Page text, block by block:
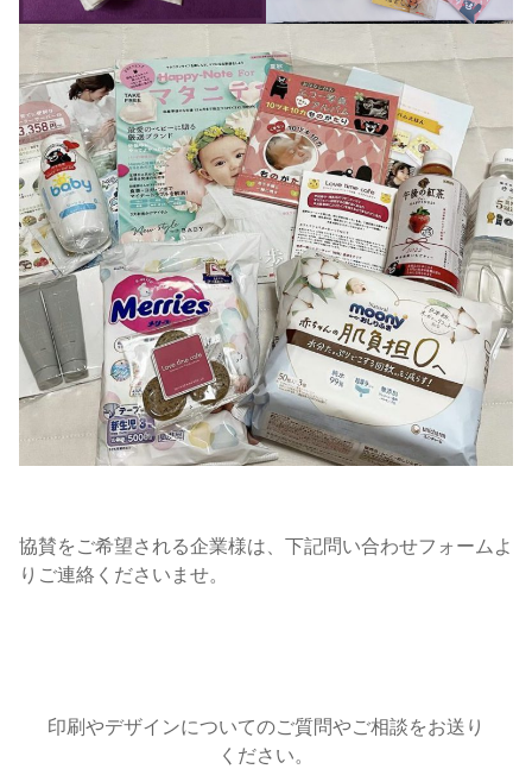
協賛をご希望される企業様は、下記問い合わせフォームよ
りご連絡くださいませ。
印刷やデザインについてのご質問やご相談をお送り
ください。